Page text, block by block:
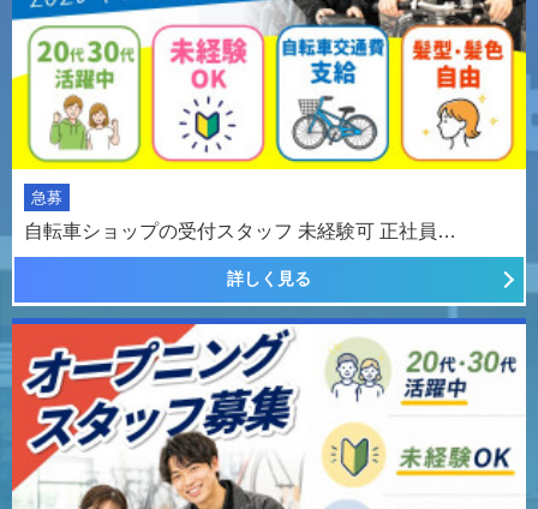
急募
自転車ショップの受付スタッフ 未経験可 正社員…
詳しく見る